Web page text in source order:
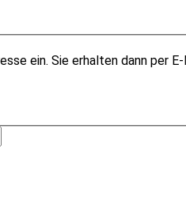
ein. Sie erhalten dann per